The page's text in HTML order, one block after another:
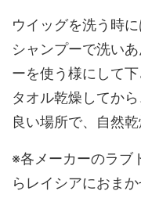
ウイッグを洗う時
シャンプーで洗い
ーを使う様にして
タオル乾燥してか
良い場所で、自然
※各メーカーのラブ
らレイシアにおま